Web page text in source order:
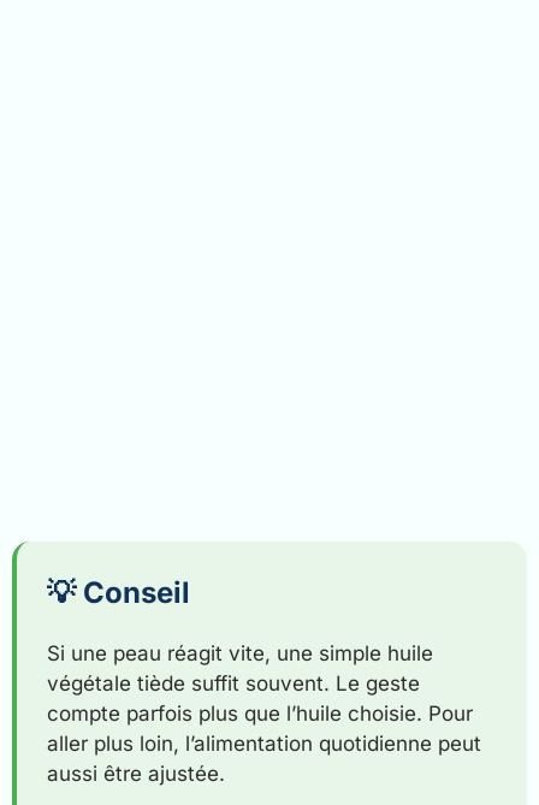
💡 Conseil
Si une peau réagit vite, une simple huile
végétale tiède suffit souvent. Le geste
compte parfois plus que l’huile choisie. Pour
aller plus loin, l’alimentation quotidienne peut
aussi être ajustée.